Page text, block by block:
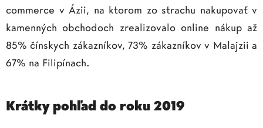
commerce v Ázii, na ktorom zo strachu nakupovať v
kamenných obchodoch zrealizovalo online nákup až
85% čínskych zákazníkov, 73% zákazníkov v Malajzii a
67% na Filipínach.
Krátky pohľad do roku 2019